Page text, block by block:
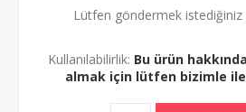
Lütfen göndermek istediğiniz
Kullanılabilirlik: Bu ürün
almak için lütfen bizimle